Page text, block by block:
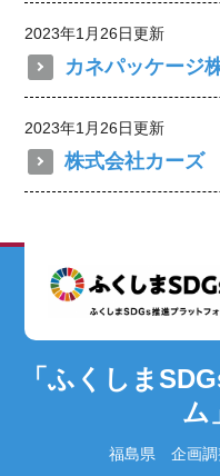
2023年1月26日更新
カネパッケージ
2023年1月26日更新
株式会社カーズ
「ふくしま
ム
福島県 企画調